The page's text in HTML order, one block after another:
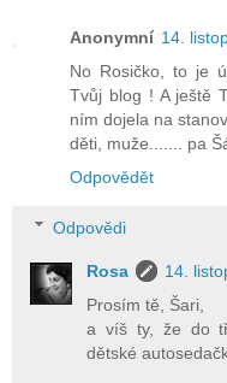
Anonymní 14.
No Rosičko, to je
Tvůj blog ! A ještě
ním dojela na
děti, muže....... pa
Odpovědět
Odpovědi
Rosa
14.
Prosím tě, Šari,
a víš ty, že do
dětské